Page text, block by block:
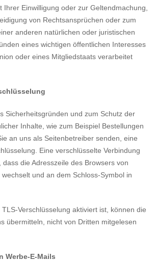
Ihrer Einwilligung oder zur Geltendmachung,
von Rechtsansprüchen oder zum
anderen natürlichen oder juristischen
eines wichtigen öffentlichen Interesses
oder eines Mitgliedstaats verarbeitet
Sicherheitsgründen und zum Schutz der
Inhalte, wie zum Beispiel Bestellungen
an uns als Seitenbetreiber senden, eine
Eine verschlüsselte Verbindung
die Adresszeile des Browsers von
wechselt und an dem Schloss-Symbol in
Verschlüsselung aktiviert ist, können die
übermitteln, nicht von Dritten mitgelesen
Werbe-E-Mails